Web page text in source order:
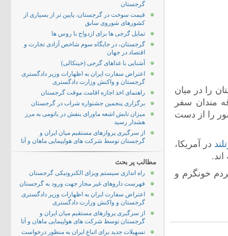
را در میان
داده و به علاقه مندان سفر
را از دست
در آمریکا،
خونگرم و
گرجستان
قیمت سوخت در گرجستان، پایین تر از بسیاری از
کشورهای شوروی سابق
تمایل گرجی ها برای ازدواج با روس ها
گرجستان، در جایگاه سوم شاخص آزادی تجارت و
اقتصاد در جهان
آشنایی با غذاهای گرجی (خینکالی)
اعتراض سفارت ایران به اظهارات وزیر دادگستری
گرجستان و واکنش وزارت دادگستری
راهنمای اخذ اجازه اقامت موقت گرجستان
برگزاری پنجمین جشنواره شراب در گرجستان
میزان تابش اشعه ماورای بنفش در باتومی به مرز
هشدار رسید
از سرگیری پروازهای مستقیم میان ایران و
گرجستان توسط شرکت های هواپیمایی ماهان و آتا
مطالب پر بحث
راه اندازی سیستم ویزای الکترونیکی گرجستان
فهرست داروهای غیر مجاز جهت ورود به گرجستان
اعتراض سفارت ایران به اظهارات وزیر دادگستری
گرجستان و واکنش وزارت دادگستری
از سرگیری پروازهای مستقیم میان ایران و
گرجستان توسط شرکت های هواپیمایی ماهان و آتا
تسهیلات جدید برای اتباع ایران به منظور درخواست